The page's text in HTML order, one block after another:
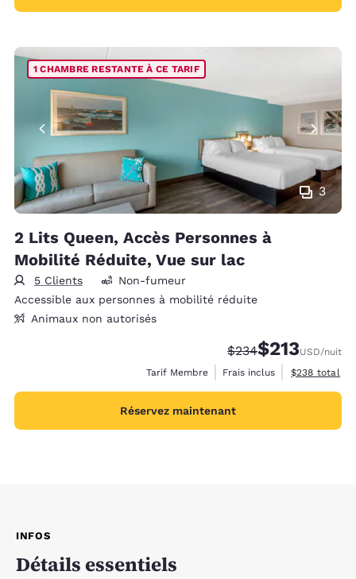
3
1 CHAMBRE RESTANTE À CE TARIF
2 Lits Queen, Accès Personnes à
Mobilité Réduite, Vue sur lac
5 Clients
Non-fumeur
Accessible aux personnes à mobilité réduite
Animaux non autorisés
Tarif barré :
$234Tarif réduit :
$213USD/nuit
Tarif Membre
Frais inclus Afficher les
$238 total
Réservez maintenant
INFOS
Détails essentiels